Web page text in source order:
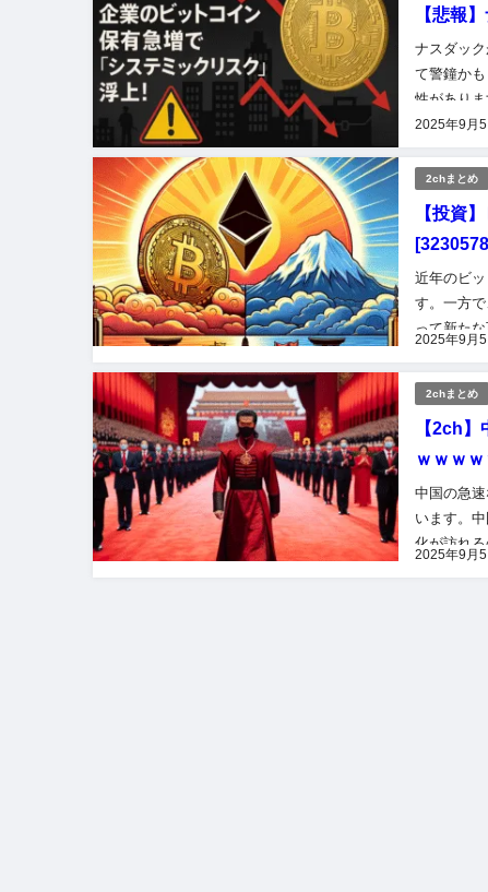
【悲報
2025年9月5
ナスダッ
て警鐘か
性があり
ます。企
2chまとめ
【投資
2025年9月5
近年のビ
す。一方
って新た
掘り下げ
2chまとめ
【2ch
ｗｗｗ
2025年9月5
中国の急
います。
化が訪れ
なってし